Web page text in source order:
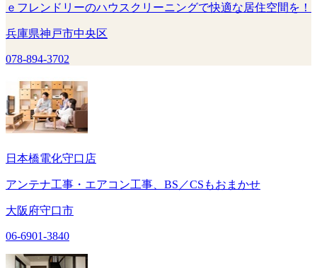
ｅフレンドリーのハウスクリーニングで快適な居住空間を！
兵庫県神戸市中央区
078-894-3702
日本橋電化守口店
アンテナ工事・エアコン工事、BS／CSもおまかせ
大阪府守口市
06-6901-3840